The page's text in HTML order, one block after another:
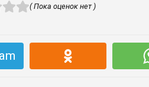
( Пока оценок нет )